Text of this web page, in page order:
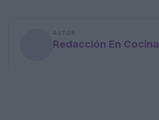
AUTOR
Redacción En Cocina